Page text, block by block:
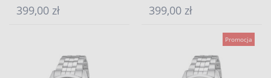
399,00 zł 399,00 zł
Promocja